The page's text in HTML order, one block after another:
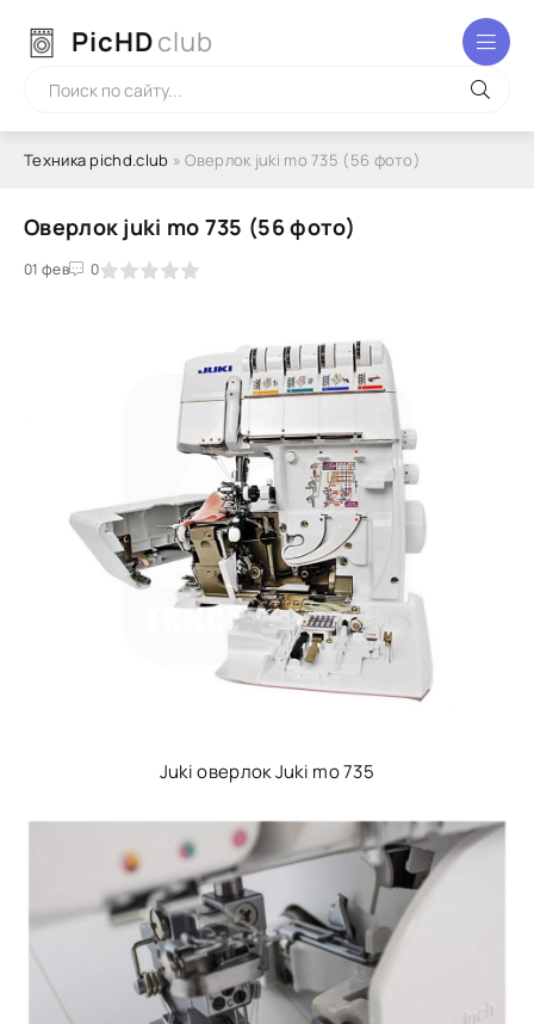
PicHDclub
Техника pichd.club » Оверлок juki mo 735 (56 фото)
Оверлок juki mo 735 (56 фото)
01 фев 0
3 4 5
Juki оверлок Juki mo 735